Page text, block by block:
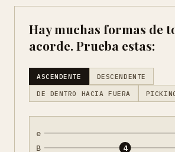
Hay muchas formas de
acorde. Prueba estas:
ASCENDENTE DESCENDENTE
DE DENTRO HACIA FUERA
e
B
4